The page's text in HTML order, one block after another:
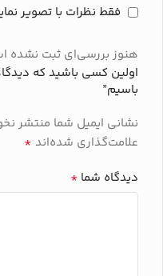
فقط نظرات با تصویر
هنوز بررسی‌ای ثبت نشده
باسیم”
نشانی ایمیل شما منتشر
علامت‌گذاری شده‌اند *
دیدگاه شما *